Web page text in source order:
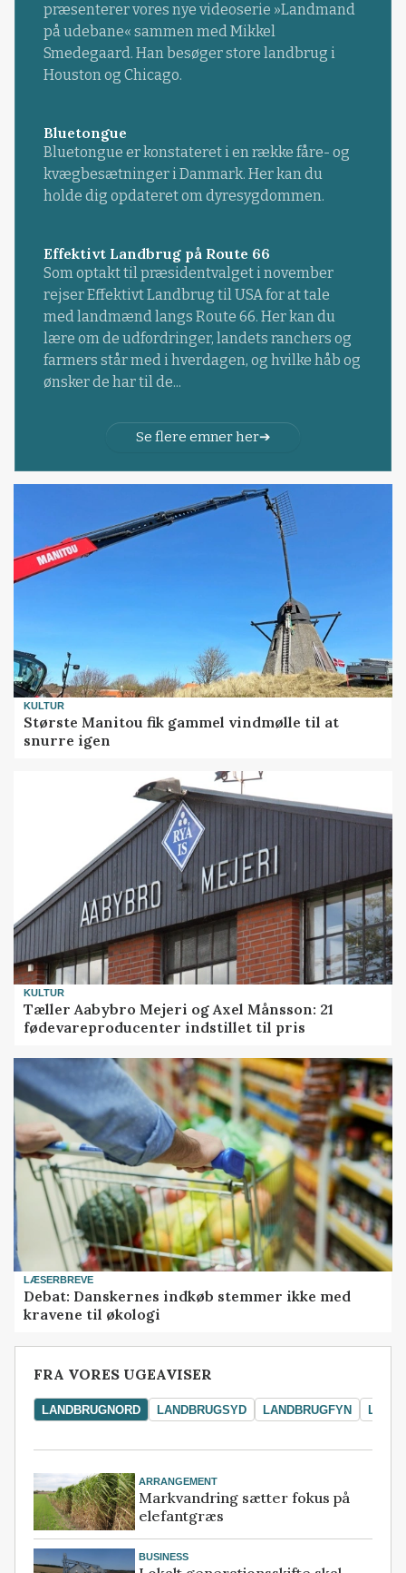
præsenterer vores nye videoserie »Landmand
på udebane« sammen med Mikkel
Smedegaard. Han besøger store landbrug i
Houston og Chicago.
Bluetongue
Bluetongue er konstateret i en række fåre- og
kvægbesætninger i Danmark. Her kan du
holde dig opdateret om dyresygdommen.
Effektivt Landbrug på Route 66
Som optakt til præsidentvalget i november
rejser Effektivt Landbrug til USA for at tale
med landmænd langs Route 66. Her kan du
lære om de udfordringer, landets ranchers og
farmers står med i hverdagen, og hvilke håb og
ønsker de har til de...
Se flere emner her
KULTUR
Største Manitou fik gammel vindmølle til at
snurre igen
KULTUR
Tæller Aabybro Mejeri og Axel Månsson: 21
fødevareproducenter indstillet til pris
LÆSERBREVE
Debat: Danskernes indkøb stemmer ikke med
kravene til økologi
FRA VORES UGEAVISER
LANDBRUGNORD LANDBRUGSYD LANDBRUGFYN
ARRANGEMENT
Markvandring sætter fokus på
elefantgræs
BUSINESS